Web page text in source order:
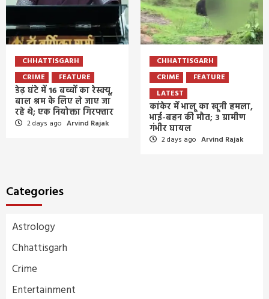
CHHATTISGARH
CRIME
FEATURE
डेढ़ घंटे में 16 बच्चों का रेस्क्यू,
बाल श्रम के लिए ले जाए जा
रहे थे; एक नियोक्ता गिरफ्तार
2 days ago Arvind Rajak
CHHATTISGARH
CRIME
FEATURE
LATEST
कांकेर में भालू का खूनी हमला,
भाई-बहन की मौत; 3 ग्रामीण
गंभीर घायल
2 days ago Arvind Rajak
Categories
Astrology
Chhattisgarh
Crime
Entertainment